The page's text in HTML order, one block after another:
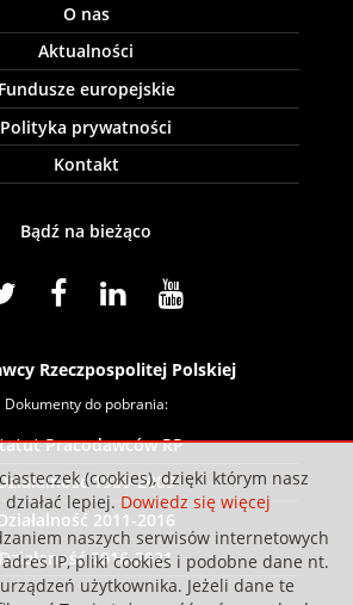
O nas
Aktualności
Fundusze europejskie
Polityka prywatności
Kontakt
Bądź na bieżąco
Rzeczpospolitej Polskiej
Dokumenty do pobrania:
Pracodawców RP
1989-2009
2011-2016
Działaność 2016-2021
(cookies), dzięki którym nasz
lepiej. Dowiedz się więcej
naszych serwisów internetowych
IP, pliki cookies i podobne dane nt.
użytkownika. Jeżeli dane te